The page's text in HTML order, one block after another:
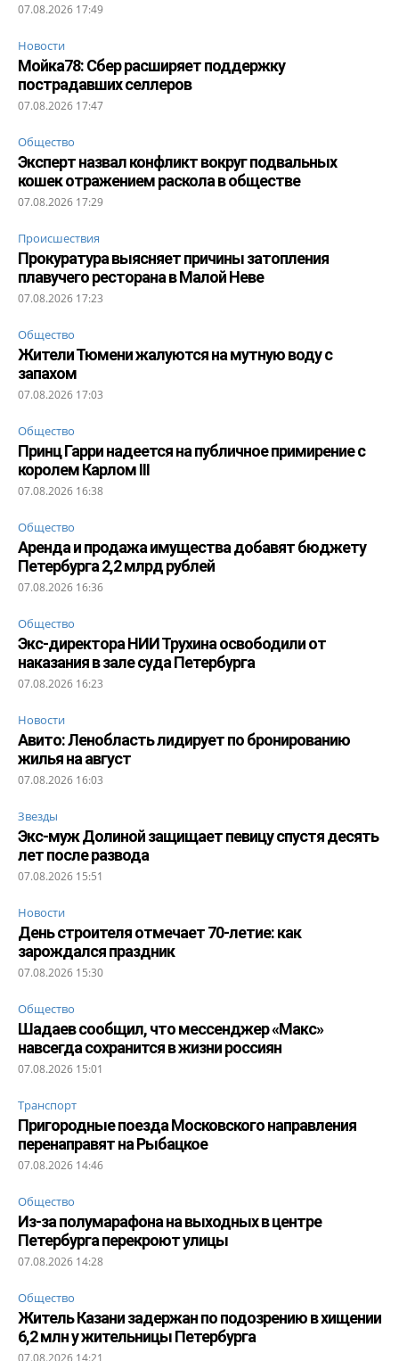
07.08.2026 17:49
Новости
Мойка78: Сбер расширяет поддержку
пострадавших селлеров
07.08.2026 17:47
Общество
Эксперт назвал конфликт вокруг подвальных
кошек отражением раскола в обществе
07.08.2026 17:29
Происшествия
Прокуратура выясняет причины затопления
плавучего ресторана в Малой Неве
07.08.2026 17:23
Общество
Жители Тюмени жалуются на мутную воду с
запахом
07.08.2026 17:03
Общество
Принц Гарри надеется на публичное примирение с
королем Карлом III
07.08.2026 16:38
Общество
Аренда и продажа имущества добавят бюджету
Петербурга 2,2 млрд рублей
07.08.2026 16:36
Общество
Экс-директора НИИ Трухина освободили от
наказания в зале суда Петербурга
07.08.2026 16:23
Новости
Авито: Ленобласть лидирует по бронированию
жилья на август
07.08.2026 16:03
Звезды
Экс-муж Долиной защищает певицу спустя десять
лет после развода
07.08.2026 15:51
Новости
День строителя отмечает 70-летие: как
зарождался праздник
07.08.2026 15:30
Общество
Шадаев сообщил, что мессенджер «Макс»
навсегда сохранится в жизни россиян
07.08.2026 15:01
Транспорт
Пригородные поезда Московского направления
перенаправят на Рыбацкое
07.08.2026 14:46
Общество
Из-за полумарафона на выходных в центре
Петербурга перекроют улицы
07.08.2026 14:28
Общество
Житель Казани задержан по подозрению в хищении
6,2 млн у жительницы Петербурга
07.08.2026 14:21